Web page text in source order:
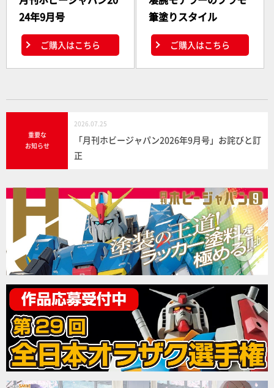
24年9月号
ご購入はこちら
筆塗りスタイル
ご購入はこちら
重要な
お知らせ
2026.07.25
「月刊ホビージャパン2026年9月号」お詫びと訂
正